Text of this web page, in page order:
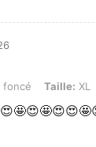
Taille: XL
foncé Taille: XL